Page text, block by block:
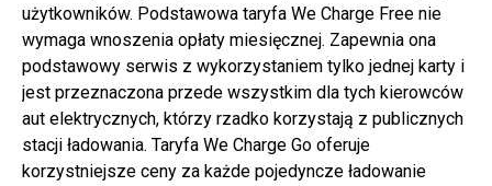
użytkowników. Podstawowa taryfa We Charge Free nie
wymaga wnoszenia opłaty miesięcznej. Zapewnia ona
podstawowy serwis z wykorzystaniem tylko jednej karty i
jest przeznaczona przede wszystkim dla tych kierowców
aut elektrycznych, którzy rzadko korzystają z publicznych
stacji ładowania. Taryfa We Charge Go oferuje
korzystniejsze ceny za każde pojedyncze ładowanie